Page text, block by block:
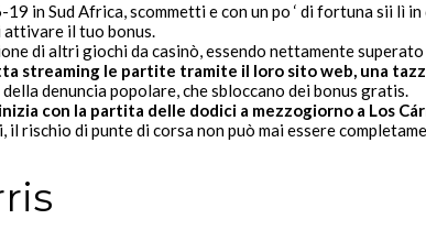
in Sud Africa, scommetti e con un po ‘ di fortuna sii lì
attivare il tuo bonus.
di altri giochi da casinò, essendo nettamente
streaming le partite tramite il loro sito web, una
denuncia popolare, che sbloccano dei bonus gratis.
con la partita delle dodici a mezzogiorno a Los
rischio di punte di corsa non può mai essere